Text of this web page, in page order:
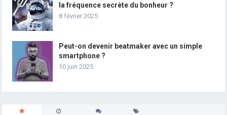
la fréquence secrète du bonheur ?
8 février 2025
Peut-on devenir beatmaker avec un simple
smartphone ?
10 juin 2025